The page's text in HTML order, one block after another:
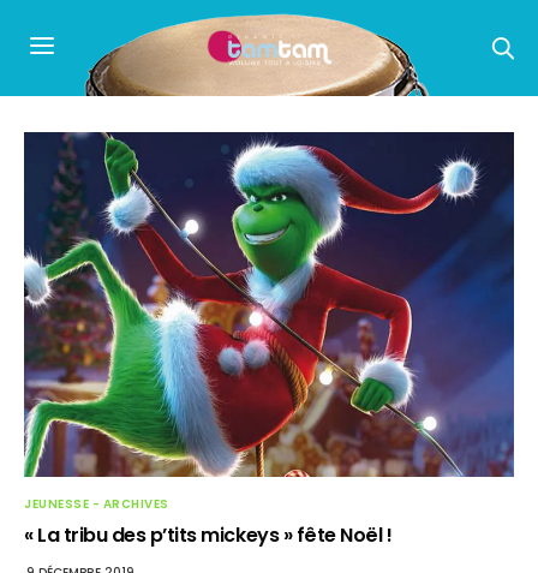
JEUNESSE - ARCHIVES
« La tribu des p’tits mickeys » fête Noël !